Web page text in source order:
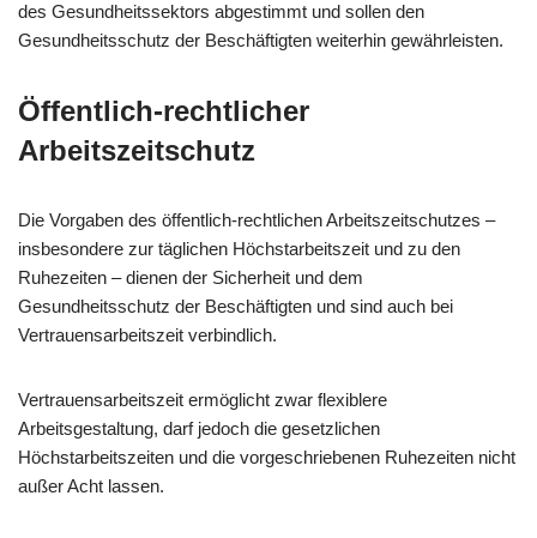
des Gesundheitssektors abgestimmt und sollen den
Gesundheitsschutz der Beschäftigten weiterhin gewährleisten.
Öffentlich-rechtlicher
Arbeitszeitschutz
Die Vorgaben des öffentlich-rechtlichen Arbeitszeitschutzes –
insbesondere zur täglichen Höchstarbeitszeit und zu den
Ruhezeiten – dienen der Sicherheit und dem
Gesundheitsschutz der Beschäftigten und sind auch bei
Vertrauensarbeitszeit verbindlich.
Vertrauensarbeitszeit ermöglicht zwar flexiblere
Arbeitsgestaltung, darf jedoch die gesetzlichen
Höchstarbeitszeiten und die vorgeschriebenen Ruhezeiten nicht
außer Acht lassen.